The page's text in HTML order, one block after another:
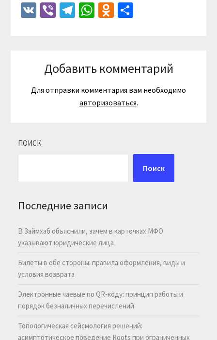
VKViberTelegram
WhatsApp
Odnoklassniki
Отправить
Добавить комментарий
Для отправки комментария вам необходимо
авторизоваться.
ПОИСК
Поиск
Последние записи
В Займхаб объяснили, зачем в карточках МФО
указывают юридические лица
Билеты в обе стороны: правила оформления, виды и
условия возврата
Электронные чаевые по QR-коду: принцип работы и
порядок безналичных перечислений
Топологическая сейсмология решений:
асимптотическое поведение Roots при ограниченных